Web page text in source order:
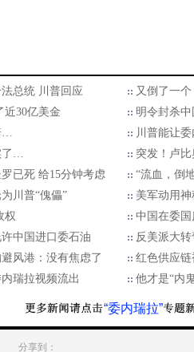
总统 川普回应
又倒了一
近30亿美金
明令封杀
…
川普能让委
了…
突发！卢
已死 给15分钟考虑
“流血，倒
川普“傀儡”
美军动用
权
中国在委
中国进口委石油
反美派大
风港：没有焦虑了
红色供应链
瑞拉视频流出
他才是“内
“委内瑞拉”
分享到：